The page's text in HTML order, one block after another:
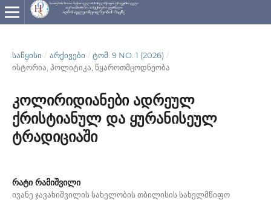
ᲡᲐᲬᲧᲘᲡᲘ / ᲐᲠᲥᲘᲕᲔᲑᲘ / ᲢᲝᲛ. 9 NO. 1 (2026) /
ისტორია, პოლიტიკა, წყაროთმცოდნეობა
კოლირიდიანები ადრეულ
ქრისტიანულ და ყურანისეულ
ტრადიციაში
რატი რამიშვილი
ივანე ჯავახიშვილის სახელობის თბილისის სახელმწიფო